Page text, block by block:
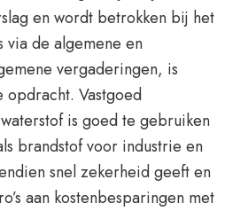
en wordt betrokken bij het
via de algemene en
vergaderingen, is
opdracht. Vastgoed
is goed te gebruiken
brandstof voor industrie en
snel zekerheid geeft en
aan kostenbesparingen met